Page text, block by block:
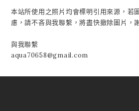
本站所使用之照片均會標明引用來源，若
慮，請不吝與我聯繫，將盡快撤除圖片，
與我聯繫
aqua70658@gmail.com